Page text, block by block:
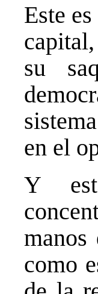
Este
su
en el
Y
como